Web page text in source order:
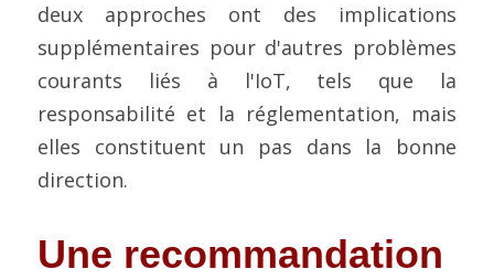
deux approches ont des implications
supplémentaires pour d'autres problèmes
courants liés à l'IoT, tels que la
responsabilité et la réglementation, mais
elles constituent un pas dans la bonne
direction.
Une recommandation